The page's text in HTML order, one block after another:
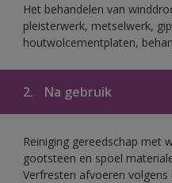
Het behandelen van
pleisterwerk, metselwerk,
houtwolcementplaten,
2. Na gebruik
Reiniging gereedschap met
gootsteen en spoel
Verfresten afvoeren volgens